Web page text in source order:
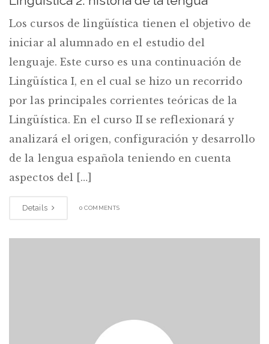
Los cursos de lingüística tienen el objetivo de
iniciar al alumnado en el estudio del
lenguaje. Este curso es una continuación de
Lingüística I, en el cual se hizo un recorrido
por las principales corrientes teóricas de la
Lingüística. En el curso II se reflexionará y
analizará el origen, configuración y desarrollo
de la lengua española teniendo en cuenta
aspectos del […]
Details 0 COMMENTS